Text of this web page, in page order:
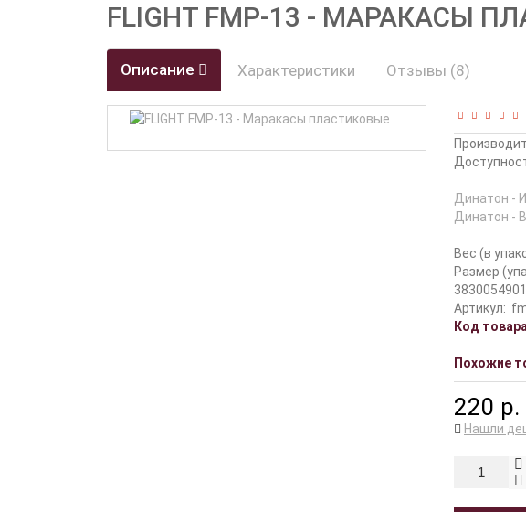
FLIGHT FMP-13 - МАРАКАСЫ
Описание Характеристики Отзывы (8)
Динатон -
Динатон -
Вес (в
Размер
Артикул:
Код
Похожие
220 р.
Нашли